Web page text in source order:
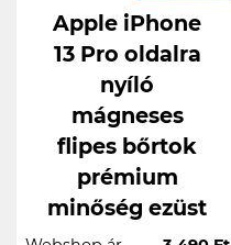
Apple iPhone
13 Pro oldalra
nyíló
mágneses
flipes bőrtok
prémium
minőség ezüst